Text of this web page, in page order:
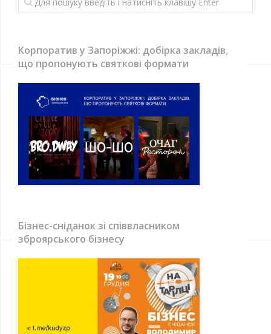
Корпоратив у Запоріжжі: добірка закладів,
що пропонують святкові формати
Бізнес-сніданок зі співвласником
зброярського бізнесу